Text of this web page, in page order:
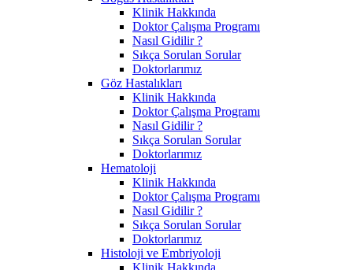
Klinik Hakkında
Doktor Çalışma Programı
Nasıl Gidilir ?
Sıkça Sorulan Sorular
Doktorlarımız
Göz Hastalıkları
Klinik Hakkında
Doktor Çalışma Programı
Nasıl Gidilir ?
Sıkça Sorulan Sorular
Doktorlarımız
Hematoloji
Klinik Hakkında
Doktor Çalışma Programı
Nasıl Gidilir ?
Sıkça Sorulan Sorular
Doktorlarımız
Histoloji ve Embriyoloji
Klinik Hakkında